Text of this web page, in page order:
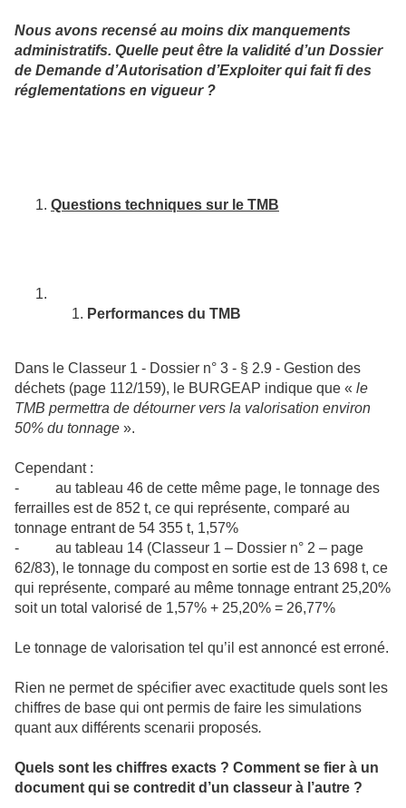
Nous avons recensé au moins dix manquements
administratifs. Quelle peut être la validité d’un Dossier
de Demande d’Autorisation d’Exploiter qui fait fi des
réglementations en vigueur ?
Questions techniques sur le TMB
Performances du TMB
Dans le Classeur 1 - Dossier n° 3 - § 2.9 - Gestion des
déchets (page 112/159), le BURGEAP indique que « le
TMB permettra de détourner vers la valorisation environ
50% du tonnage ».
Cependant :
- au tableau 46 de cette même page, le tonnage des
ferrailles est de 852 t, ce qui représente, comparé au
tonnage entrant de 54 355 t, 1,57%
- au tableau 14 (Classeur 1 – Dossier n° 2 – page
62/83), le tonnage du compost en sortie est de 13 698 t, ce
qui représente, comparé au même tonnage entrant 25,20%
soit un total valorisé de 1,57% + 25,20% = 26,77%
Le tonnage de valorisation tel qu’il est annoncé est erroné.
Rien ne permet de spécifier avec exactitude quels sont les
chiffres de base qui ont permis de faire les simulations
quant aux différents scenarii proposés.
Quels sont les chiffres exacts ? Comment se fier à un
document qui se contredit d’un classeur à l’autre ?